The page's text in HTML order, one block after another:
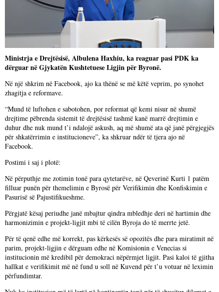
Ministrja e Drejtësisë, Albulena Haxhiu, ka reaguar pasi PDK ka
dërguar në Gjykatën Kushtetuese Ligjin për Byronë.
Në një shkrim në Facebook, ajo ka thënë se më këtë veprim, po synohet
zhagitja e reformave.
“Mund të luftohen e sabotohen, por reformat që kemi nisur në shumë
drejtime pëbrenda sistemit të drejtësisë tashmë kanë marrë drejtimin e
duhur dhe nuk mund t’i ndalojë askush, aq më shumë ata që janë përgjegjës
për shkatërrimin e institucioneve”, ka shkruar ndër të tjera ajo në
Facebook.
Postimi i saj i plotë:
Në përputhje me zotimin tonë para qytetarëve, në Qeverinë Kurti 1 patëm
filluar punën për themelimin e Byrosë për Verifikimin dhe Konfiskimin e
Pasurisë së Pajustifikueshme.
Përgjatë kësaj periudhe janë mbajtur qindra mbledhje deri në hartimin dhe
harmonizimin e projekt-ligjit mbi të cilën Byroja do të merrte jetë.
Për të qenë edhe më korrekt, pas kërkesës së opozitës dhe para miratimit në
parim, projekt-ligjin e dërguam edhe në Komisionin e Venecias si
institucionin më kredibil për demokraci nëpërmjet ligjit. Pasi kaloi të gjitha
hallkat e verifikimit më në fund u soll në Kuvend për t’u votuar në leximin
përfundimtar.